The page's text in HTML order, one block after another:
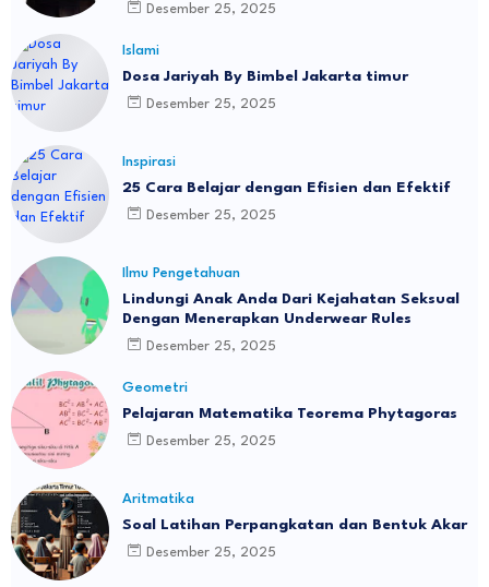
Desember 25, 2025
Islami
Dosa Jariyah By Bimbel Jakarta timur
Desember 25, 2025
Inspirasi
25 Cara Belajar dengan Efisien dan Efektif
Desember 25, 2025
Ilmu Pengetahuan
Lindungi Anak Anda Dari Kejahatan Seksual
Dengan Menerapkan Underwear Rules
Desember 25, 2025
Geometri
Pelajaran Matematika Teorema Phytagoras
Desember 25, 2025
Aritmatika
Soal Latihan Perpangkatan dan Bentuk Akar
Desember 25, 2025